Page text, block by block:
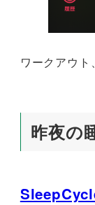
ワークアウト
昨夜の